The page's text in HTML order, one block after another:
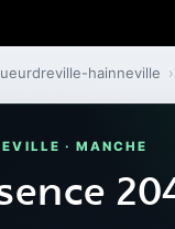
hainneville ›
· MANCHE